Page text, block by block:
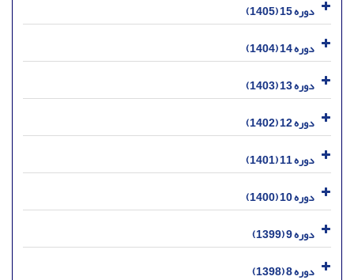
دوره 15 (1405)
دوره 14 (1404)
دوره 13 (1403)
دوره 12 (1402)
دوره 11 (1401)
دوره 10 (1400)
دوره 9 (1399)
دوره 8 (1398)